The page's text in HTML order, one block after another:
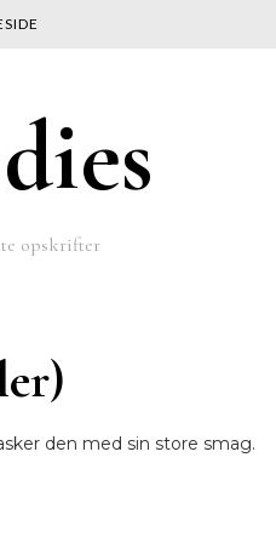
opskrifter
den med sin store smag.